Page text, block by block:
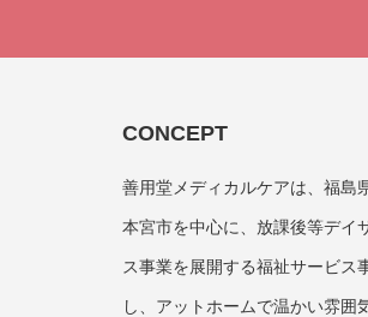
CONCEPT
善用堂メディカルケアは、福島
本宮市を中心に、放課後等デイ
ス事業を展開する福祉サービス
し、アットホームで温かい雰囲